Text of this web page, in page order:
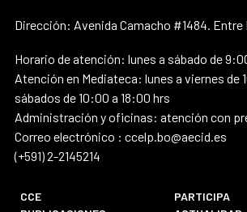
Dirección: Avenida Camacho #1484. Entre
Horario de atención: lunes a sábado de
Atención en Mediateca: lunes a viernes de
sábados de 10:00 a 18:00 hrs
Administración y oficinas: atención con
Correo electrónico : ccelp.bo@aecid.es
(+591) 2-2145214
CCE
PARTICIPA